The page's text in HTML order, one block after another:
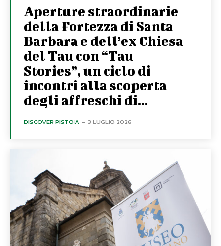
Aperture straordinarie
della Fortezza di Santa
Barbara e dell’ex Chiesa
del Tau con “Tau
Stories”, un ciclo di
incontri alla scoperta
degli affreschi di...
DISCOVER PISTOIA - 3 LUGLIO 2026